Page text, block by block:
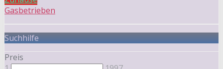
Gasbetrieben
Suchhilfe
Preis